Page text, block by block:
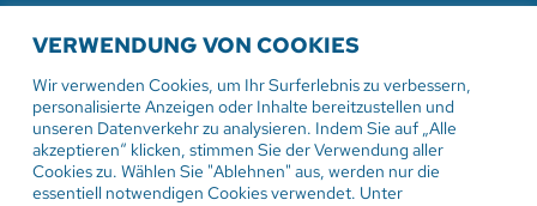
VERWENDUNG VON COOKIES
Wir verwenden Cookies, um Ihr Surferlebnis zu verbessern,
personalisierte Anzeigen oder Inhalte bereitzustellen und
unseren Datenverkehr zu analysieren. Indem Sie auf „Alle
akzeptieren“ klicken, stimmen Sie der Verwendung aller
Cookies zu. Wählen Sie "Ablehnen" aus, werden nur die
essentiell notwendigen Cookies verwendet. Unter
WEITERE AKTUELLE
VERANSTALTUNGEN
2. August 2026